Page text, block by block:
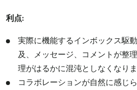
利点:
実際に機能するインボックス駆
及、メッセージ、コメントが整
理がはるかに混沌としなくなりま
コラボレーションが自然に感じ